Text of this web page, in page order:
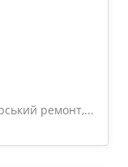
ремонт,...